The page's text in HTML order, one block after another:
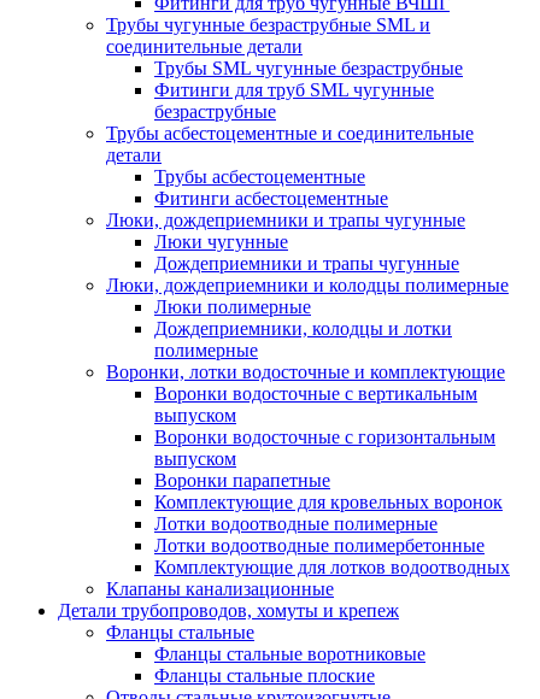
Трубы чугунные безраструбные SML и
соединительные детали
Трубы SML чугунные безраструбные
Фитинги для труб SML чугунные
безраструбные
Трубы асбестоцементные и соединительные
детали
Трубы асбестоцементные
Фитинги асбестоцементные
Люки, дождеприемники и трапы чугунные
Люки чугунные
Дождеприемники и трапы чугунные
Люки, дождеприемники и колодцы полимерные
Люки полимерные
Дождеприемники, колодцы и лотки
полимерные
Воронки, лотки водосточные и комплектующие
Воронки водосточные с вертикальным
выпуском
Воронки водосточные с горизонтальным
выпуском
Воронки парапетные
Комплектующие для кровельных воронок
Лотки водоотводные полимерные
Лотки водоотводные полимербетонные
Комплектующие для лотков водоотводных
Клапаны канализационные
Детали трубопроводов, хомуты и крепеж
Фланцы стальные
Фланцы стальные воротниковые
Фланцы стальные плоские